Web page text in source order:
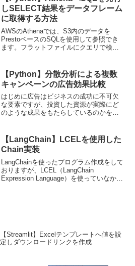
数間...
しSELECT結果をデータフレーム
に取得する方法
AWSのAthenaでは、S3内のデータを
PrestoベースのSQLを使用して参照でき
ます。フラットファイルにクエリで検索
SQLを発行したいケースは多々...
【Python】分散分析による複数
キャンペーンの広告効果比較
はじめに広告はビジネスの成功に不可欠
な要素ですが、投資した資源が実際にど
のような成果をもたらしているのかを理
それをマーケティング戦略に反映させる
ことが、企業の競争力を高...
【LangChain】LCELを使用した
Chain実装
LangChainを使ったプログラム作成をして
おりますが、LCEL（LangChain
Expression Language）を使っていなかっ
【Streamlit】Excelテンプレートへ値を設
定しダウンロードリンクを作成